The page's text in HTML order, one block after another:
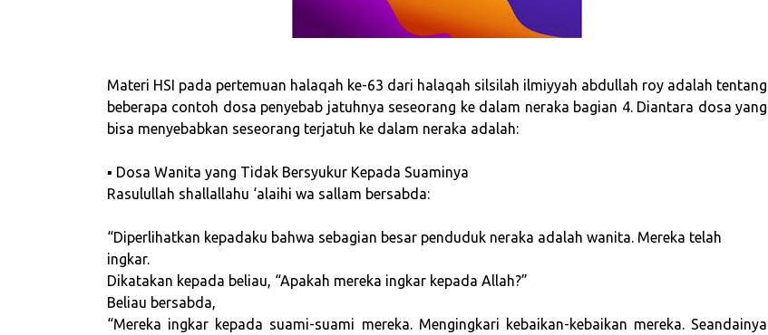
Materi HSI pada pertemuan halaqah ke-63 dari halaqah silsilah ilmiyyah abdullah roy adalah tentang
beberapa contoh dosa penyebab jatuhnya seseorang ke dalam neraka bagian 4. Diantara dosa yang
bisa menyebabkan seseorang terjatuh ke dalam neraka adalah:
▪ Dosa Wanita yang Tidak Bersyukur Kepada Suaminya
Rasulullah shallallahu ‘alaihi wa sallam bersabda:
“Diperlihatkan kepadaku bahwa sebagian besar penduduk neraka adalah wanita. Mereka telah
ingkar.
Dikatakan kepada beliau, “Apakah mereka ingkar kepada Allah?”
Beliau bersabda,
“Mereka ingkar kepada suami-suami mereka. Mengingkari kebaikan-kebaikan mereka. Seandainya